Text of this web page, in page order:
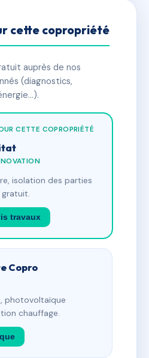
cette copropriété
auprès de nos
(diagnostics,
CETTE COPROPRIÉTÉ
isolation des parties
gratuit.
travaux
Copro
photovoltaïque
chauffage.